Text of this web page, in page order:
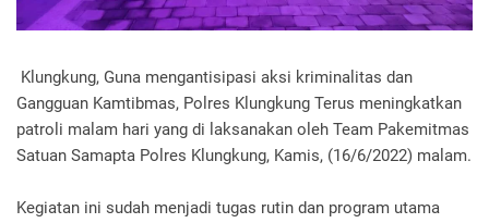
Klungkung, Guna mengantisipasi aksi kriminalitas dan
Gangguan Kamtibmas, Polres Klungkung Terus meningkatkan
patroli malam hari yang di laksanakan oleh Team Pakemitmas
Satuan Samapta Polres Klungkung, Kamis, (16/6/2022) malam.
Kegiatan ini sudah menjadi tugas rutin dan program utama